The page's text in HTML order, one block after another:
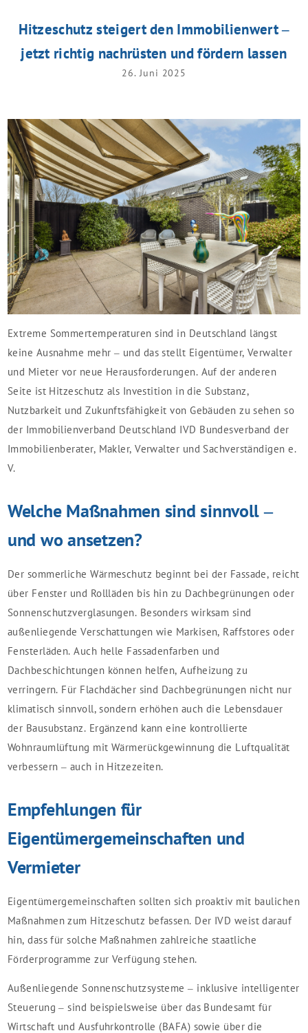
Hitzeschutz steigert den Immobilienwert –
jetzt richtig nachrüsten und fördern lassen
26. Juni 2025
Extreme Sommertemperaturen sind in Deutschland längst
keine Ausnahme mehr – und das stellt Eigentümer, Verwalter
und Mieter vor neue Herausforderungen. Auf der anderen
Seite ist Hitzeschutz als Investition in die Substanz,
Nutzbarkeit und Zukunftsfähigkeit von Gebäuden zu sehen so
der Immobilienverband Deutschland IVD Bundesverband der
Immobilienberater, Makler, Verwalter und Sachverständigen e.
V.
Welche Maßnahmen sind sinnvoll –
und wo ansetzen?
Der sommerliche Wärmeschutz beginnt bei der Fassade, reicht
über Fenster und Rollläden bis hin zu Dachbegrünungen oder
Sonnenschutzverglasungen. Besonders wirksam sind
außenliegende Verschattungen wie Markisen, Raffstores oder
Fensterläden. Auch helle Fassadenfarben und
Dachbeschichtungen können helfen, Aufheizung zu
verringern. Für Flachdächer sind Dachbegrünungen nicht nur
klimatisch sinnvoll, sondern erhöhen auch die Lebensdauer
der Bausubstanz. Ergänzend kann eine kontrollierte
Wohnraumlüftung mit Wärmerückgewinnung die Luftqualität
verbessern – auch in Hitzezeiten.
Empfehlungen für
Eigentümergemeinschaften und
Vermieter
Eigentümergemeinschaften sollten sich proaktiv mit baulichen
Maßnahmen zum Hitzeschutz befassen. Der IVD weist darauf
hin, dass für solche Maßnahmen zahlreiche staatliche
Förderprogramme zur Verfügung stehen.
Außenliegende Sonnenschutzsysteme – inklusive intelligenter
Steuerung – sind beispielsweise über das Bundesamt für
Wirtschaft und Ausfuhrkontrolle (BAFA) sowie über die